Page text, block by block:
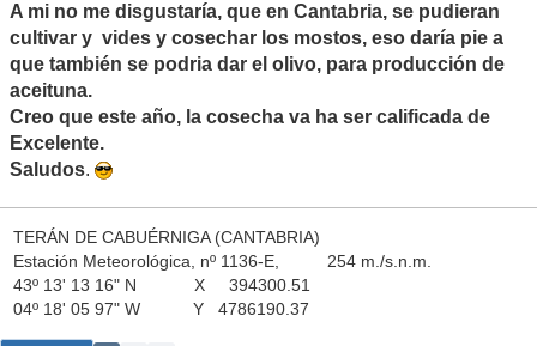
A mi no me disgustaría, que en Cantabria, se pudieran
cultivar y vides y cosechar los mostos, eso daría pie a
que también se podria dar el olivo, para producción de
aceituna.
Creo que este año, la cosecha va ha ser calificada de
Excelente.
Saludos.
TERÁN DE CABUÉRNIGA (CANTABRIA)
Estación Meteorológica, nº 1136-E, 254 m./s.n.m.
43º 13' 13 16" N X 394300.51
04º 18' 05 97" W Y 4786190.37